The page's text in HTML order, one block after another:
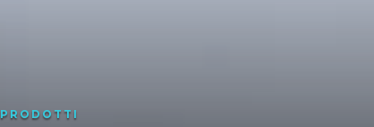
PRODOTTI